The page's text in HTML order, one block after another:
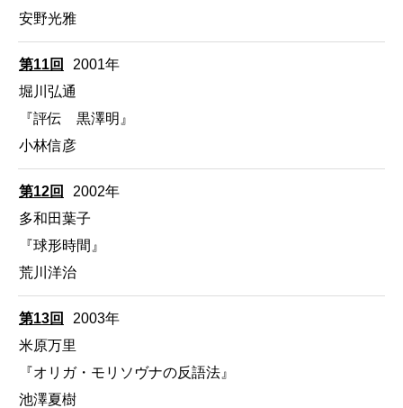
安野光雅
第11回
2001年
堀川弘通
『評伝 黒澤明』
小林信彦
第12回
2002年
多和田葉子
『球形時間』
荒川洋治
第13回
2003年
米原万里
『オリガ・モリソヴナの反語法』
池澤夏樹